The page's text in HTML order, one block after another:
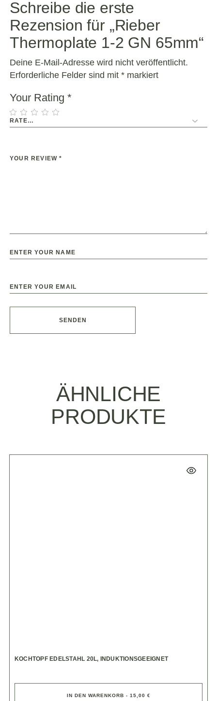
Schreibe die erste
Rezension für „Rieber
Thermoplate 1-2 GN 65mm“
Deine E-Mail-Adresse wird nicht veröffentlicht.
Erforderliche Felder sind mit * markiert
Your Rating *
SENDEN
ÄHNLICHE
PRODUKTE
KOCHTOPF EDELSTAHL 20L, INDUKTIONSGEEIGNET
IN DEN WARENKORB - 15,00 €